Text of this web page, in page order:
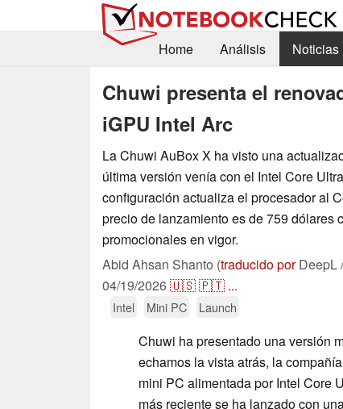
Home
Análisis Noticias
Chuwi presenta el
iGPU Intel Arc
La Chuwi AuBox X ha visto una
última versión venía con el Intel Core
configuración actualiza el procesador al
precio de lanzamiento es de 759 dólares
promocionales en vigor.
Abid Ahsan Shanto (traducido porDeepL
04/19/2026🇺🇸🇵🇹 ...
Intel Mini PC Launch
Chuwi ha presentado una versión
echamos la vista atrás, la
mini PC alimentada por Intel Core
más reciente se ha lanzado con